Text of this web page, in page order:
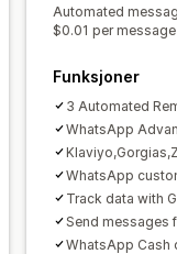
Tagging
Automated
$0.01 per message
Funksjoner
3 Automated
WhatsApp
WhatsApp
Track data with
Send messages
WhatsApp Cash